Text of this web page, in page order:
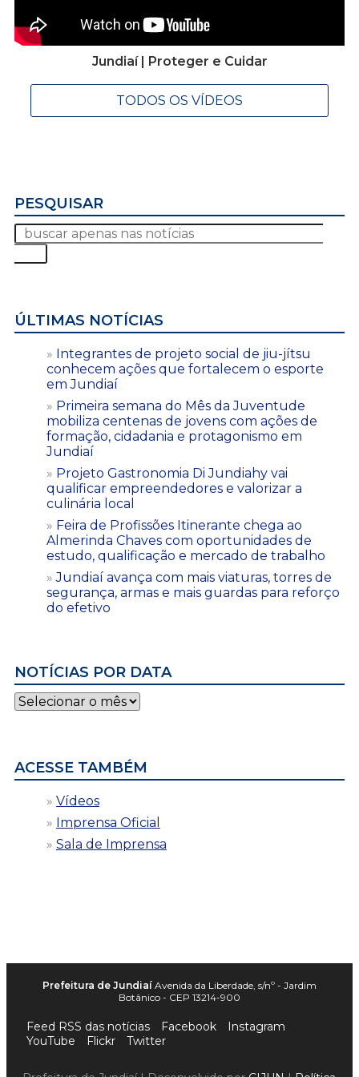
Jundiaí | Proteger e Cuidar
TODOS OS VÍDEOS
PESQUISAR
ÚLTIMAS NOTÍCIAS
Integrantes de projeto social de jiu-jítsu
conhecem ações que fortalecem o esporte
em Jundiaí
Primeira semana do Mês da Juventude
mobiliza centenas de jovens com ações de
formação, cidadania e protagonismo em
Jundiaí
Projeto Gastronomia Di Jundiahy vai
qualificar empreendedores e valorizar a
culinária local
Feira de Profissões Itinerante chega ao
Almerinda Chaves com oportunidades de
estudo, qualificação e mercado de trabalho
Jundiaí avança com mais viaturas, torres de
segurança, armas e mais guardas para reforço
do efetivo
NOTÍCIAS POR DATA
Notícias
por
ACESSE TAMBÉM
Vídeos
Imprensa Oficial
Sala de Imprensa
Prefeitura de Jundiaí Avenida da Liberdade, s/nº - Jardim
Botânico - CEP 13214-900
Feed RSS das notícias Facebook
Instagram
YouTube
Flickr Twitter